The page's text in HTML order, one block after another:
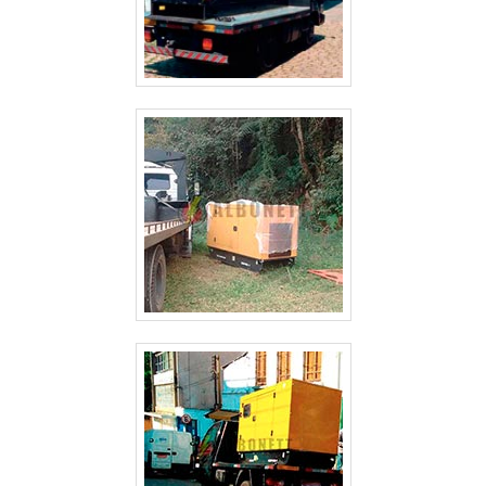
ALUGUEL DE GERADOR DE ENERGIA VALOR GUARULHOS
ALUGUEL DE GERADOR DE ENERGIA SP
ALUGUEL DE GERADOR DE ENERGIA PREÇO SÃO PAULO
ALUGUEL DE GERADOR DE ENERGIA PREÇO GUARULHOS
ALUGUEL DE GERADOR DE ENERGIA PARA FESTAS PREÇO SÃO PAULO
ALUGUEL DE GERADOR DE ENERGIA GUARULHOS
ALUGUEL DE GERADOR DE ENERGIA EM SÃO JOSE DOS CAMPOS
ALUGUEL DE GERADOR DE ENERGIA EM GUARULHOS
ALUGUEL DE GERADOR DE ENERGIA ELÉTRICA
ALUGUEL DE GERADOR DE ENERGIA DE PEQUENO PORTE
ALUGUEL DE GERADOR DE ENERGIA CAMPINAS
ALUGUEL DE GERADOR DE ENERGIA A DIESEL
ALUGUEL DE GERADOR DE ENERGIA A DIESEL SÃO PAULO
ALUGUEL DE GERADOR DE EMERGÊNCIA
ALUGUEL DE GERADOR DE EMERGÊNCIA GUARULHOS
ALUGUEL DE GERADOR 500 KVA